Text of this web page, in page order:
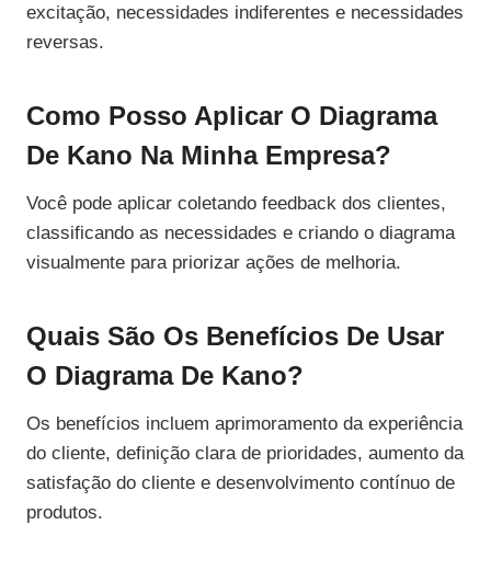
excitação, necessidades indiferentes e necessidades
reversas.
Como Posso Aplicar O Diagrama
De Kano Na Minha Empresa?
Você pode aplicar coletando feedback dos clientes,
classificando as necessidades e criando o diagrama
visualmente para priorizar ações de melhoria.
Quais São Os Benefícios De Usar
O Diagrama De Kano?
Os benefícios incluem aprimoramento da experiência
do cliente, definição clara de prioridades, aumento da
satisfação do cliente e desenvolvimento contínuo de
produtos.